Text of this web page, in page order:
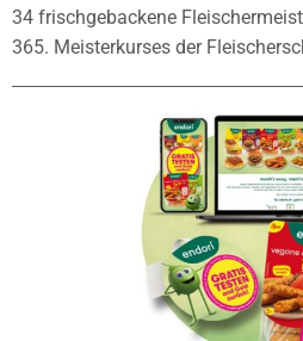
34 frischgebackene
365. Meisterkurses der